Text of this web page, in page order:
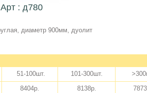
Арт : д780
51-100шт. 101-300шт.
8404р. 8138р.